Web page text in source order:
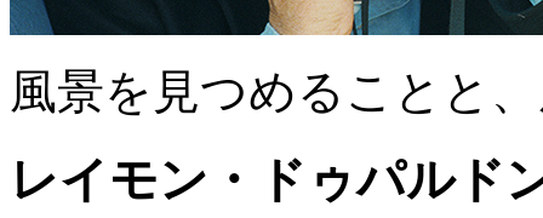
風景を見つめることと
レイモン・ドゥパルド